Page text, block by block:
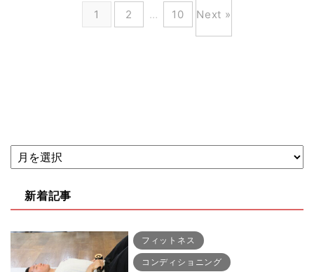
1 2 … 10 Next »
新着記事
フィットネス
コンディショニング